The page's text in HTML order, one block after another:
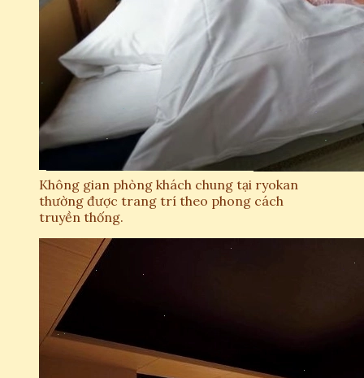
Không gian phòng khách chung tại ryokan
thường được trang trí theo phong cách
truyền thống.